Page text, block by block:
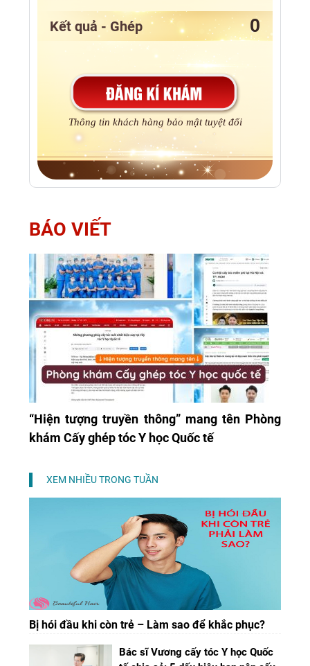
Kết quả - Ghép
Thông tin khách hàng bảo mật tuyệt đối
BÁO VIẾT
“Hiện tượng truyền thông” mang tên Phòng
khám Cấy ghép tóc Y học Quốc tế
XEM NHIỀU TRONG TUẦN
Bị hói đầu khi còn trẻ – Làm sao để khắc phục?
Bác sĩ Vương cấy tóc Y học Quốc